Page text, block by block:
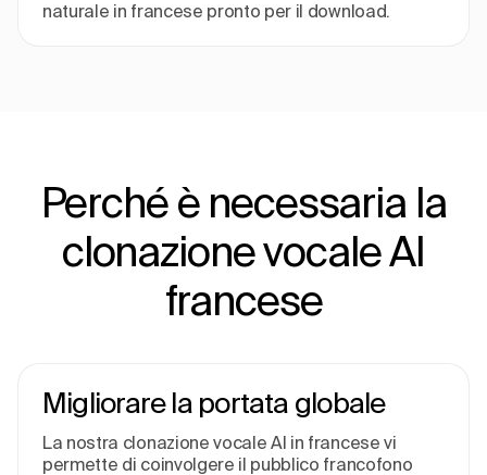
naturale in francese pronto per il download.
Perché è necessaria la
clonazione vocale AI
francese
Migliorare la portata globale
La nostra clonazione vocale AI in francese vi
permette di coinvolgere il pubblico francofono